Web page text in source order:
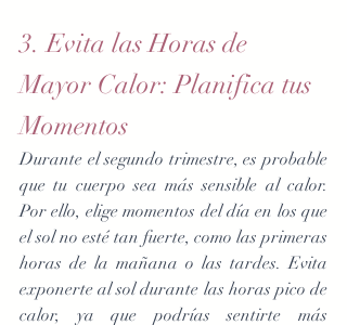
3. Evita las Horas de
Mayor Calor: Planifica tus
Momentos
Durante el segundo trimestre, es probable
que tu cuerpo sea más sensible al calor.
Por ello, elige momentos del día en los que
el sol no esté tan fuerte, como las primeras
horas de la mañana o las tardes. Evita
exponerte al sol durante las horas pico de
calor, ya que podrías sentirte más